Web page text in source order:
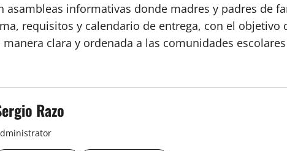
asambleas informativas donde madres y padres de
requisitos y calendario de entrega, con el objetivo
clara y ordenada a las comunidades
Razo